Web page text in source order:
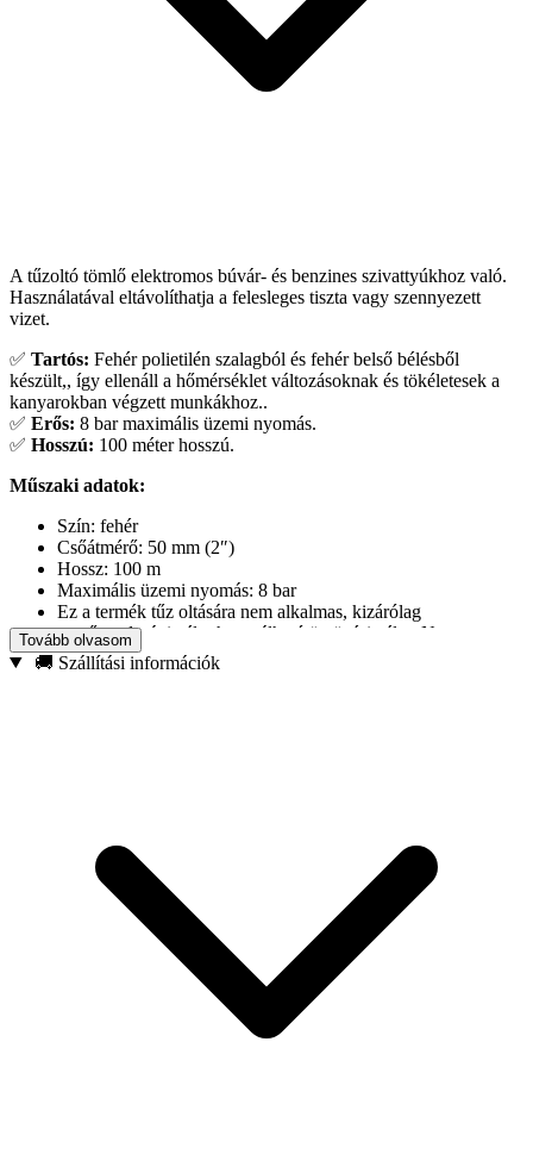
A tűzoltó tömlő elektromos búvár- és benzines szivattyúkhoz való.
Használatával eltávolíthatja a felesleges tiszta vagy szennyezett
vizet.
✅ Tartós: Fehér polietilén szalagból és fehér belső bélésből
készült,, így ellenáll a hőmérséklet változásoknak és tökéletesek a
kanyarokban végzett munkákhoz..
✅ Erős: 8 bar maximális üzemi nyomás.
✅ Hosszú: 100 méter hosszú.
Műszaki adatok:
Szín: fehér
Csőátmérő: 50 mm (2″)
Hossz: 100 m
Maximális üzemi nyomás: 8 bar
Ez a termék tűz oltására nem alkalmas, kizárólag
mezőgazdasági célra használható öntözési célra. Nem
összekeverendő a hivatalosan műbizonylattal rendelkező
katasztófavédelem által használt tömlővel, ez pl. a súlyában is
Tovább olvasom
🚚 Szállítási információk